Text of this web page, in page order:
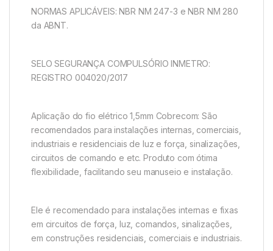
NORMAS APLICÁVEIS: NBR NM 247-3 e NBR NM 280
da ABNT.
SELO SEGURANÇA COMPULSÓRIO INMETRO:
REGISTRO 004020/2017
Aplicação do fio elétrico 1,5mm Cobrecom: São
recomendados para instalações internas, comerciais,
industriais e residenciais de luz e força, sinalizações,
circuitos de comando e etc. Produto com ótima
flexibilidade, facilitando seu manuseio e instalação.
Ele é recomendado para instalações internas e fixas
em circuitos de força, luz, comandos, sinalizações,
em construções residenciais, comerciais e industriais.